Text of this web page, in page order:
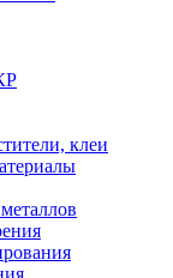
клеи